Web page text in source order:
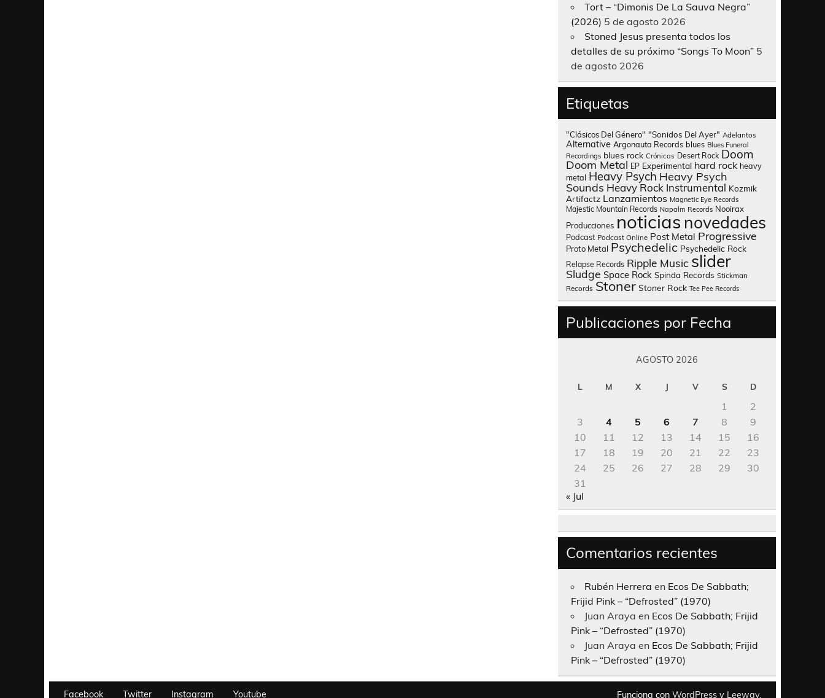
Tort – “Dimonis De La Sauva Negra”
(2026) 5 de agosto 2026
Stoned Jesus presenta todos los
detalles de su próximo “Songs To Moon” 5
de agosto 2026
Etiquetas
"Clásicos Del Género" "Sonidos Del Ayer" Adelantos
Alternative Argonauta Records blues Blues Funeral
Recordings blues rock Crónicas Desert Rock Doom
Doom Metal EP Experimental hard rock heavy
metal Heavy Psych Heavy Psych
Sounds Heavy Rock Instrumental Kozmik
Artifactz Lanzamientos Magnetic Eye Records
Majestic Mountain Records Napalm Records Nooirax
Producciones noticias novedades
Podcast Podcast Online Post Metal Progressive
Proto Metal Psychedelic Psychedelic Rock
Relapse Records Ripple Music slider
Sludge Space Rock Spinda Records Stickman
Records Stoner Stoner Rock Tee Pee Records
Publicaciones por Fecha
AGOSTO 2026
L M X J V S D
1
2
3
4 5 6 7 8
9
10
11 12 13 14 15
16
17
18 19 20 21 22
23
24
25 26 27 28 29
30
31
« Jul
Comentarios recientes
Rubén Herrera en Ecos De Sabbath;
Frijid Pink – “Defrosted” (1970)
Juan Araya en Ecos De Sabbath; Frijid
Pink – “Defrosted” (1970)
Juan Araya en Ecos De Sabbath; Frijid
Pink – “Defrosted” (1970)
Facebook Twitter Instagram Youtube Funciona con WordPress y Leeway.